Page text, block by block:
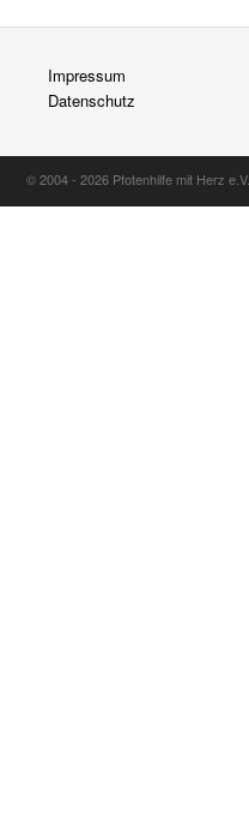
Impressum
Datenschutz
© 2004 - 2026 Pfotenhilfe mit Herz e.V.